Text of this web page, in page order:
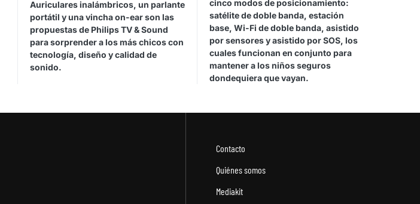
Auriculares inalámbricos, un parlante
portátil y una vincha on-ear son las
propuestas de Philips TV & Sound
para sorprender a los más chicos con
tecnología, diseño y calidad de
sonido.
cinco modos de posicionamiento:
satélite de doble banda, estación
base, Wi-Fi de doble banda, asistido
por sensores y asistido por SOS, los
cuales funcionan en conjunto para
mantener a los niños seguros
dondequiera que vayan.
Contacto
Quiénes somos
Mediakit